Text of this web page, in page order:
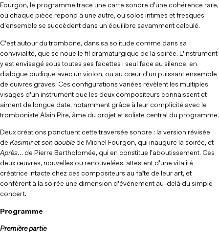
Fourgon, le programme trace une carte sonore d'une cohérence rare,
où chaque pièce répond à une autre, où solos intimes et fresques
d'ensemble se succèdent dans un équilibre savamment calculé.
C'est autour du trombone, dans sa solitude comme dans sa
convivialité, que se noue le fil dramaturgique de la soirée. L'instrument
y est envisagé sous toutes ses facettes : seul face au silence, en
dialogue pudique avec un violon, ou au cœur d'un puissant ensemble
de cuivres graves. Ces configurations variées révèlent les multiples
visages d'un instrument que les deux compositeurs connaissent et
aiment de longue date, notamment grâce à leur complicité avec le
tromboniste Alain Pire, âme du projet et soliste central du programme.
Deux créations ponctuent cette traversée sonore : la version révisée
de Kasimir et son double de Michel Fourgon, qui inaugure la soirée, et
Après… de Pierre Bartholomée, qui en constitue l'aboutissement. Ces
deux œuvres, nouvelles ou renouvelées, attestent d'une vitalité
créatrice intacte chez ces compositeurs au faîte de leur art, et
confèrent à la soirée une dimension d'événement au-delà du simple
concert.
Programme
Première partie